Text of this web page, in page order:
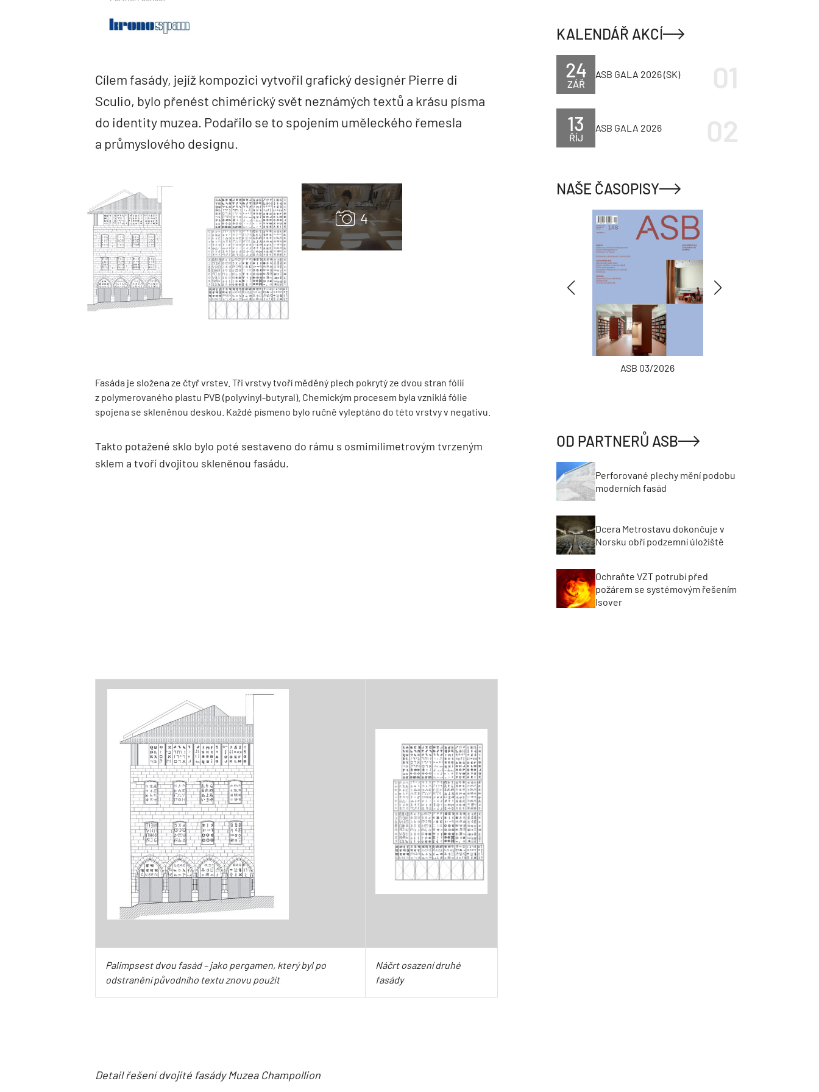
Cílem fasády, jejíž kompozici vytvořil grafický designér Pierre di
Sculio, bylo přenést chimérický svět neznámých textů a krásu písma
do identity muzea. Podařilo se to spojením uměleckého řemesla
a průmyslového designu.
Fasáda je složena ze čtyř vrstev. Tři vrstvy tvoří měděný plech pokrytý ze dvou stran fólií
z polymerovaného plastu PVB (polyvinyl-butyral). Chemickým procesem byla vzniklá fólie
spojena se skleněnou deskou. Každé písmeno bylo ručně vyleptáno do této vrstvy v negativu.
Takto potažené sklo bylo poté sestaveno do rámu s osmimilimetrovým tvrzeným
sklem a tvoří dvojitou skleněnou fasádu.
Palimpsest dvou fasád – jako pergamen, který byl po
odstranění původního textu znovu použit
Náčrt osazení druhé
fasády
Detail řešení dvojité fasády Muzea Champollion
KALENDÁŘ AKCÍ
ZÁŘ
24 ASB GALA 2026 (SK)
ŘÍJ
13 ASB GALA 2026
NAŠE ČASOPISY
ASB 03/2026
OD PARTNERŮ ASB
Perforované plechy mění podobu
moderních fasád
Dcera Metrostavu dokončuje v
Norsku obří podzemní úložiště
Ochraňte VZT potrubí před
požárem se systémovým řešením
Isover